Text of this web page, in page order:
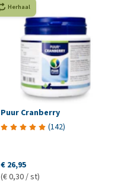
Herhaal
Puur Cranberry
(142)
€ 26,95
(€ 0,30 / st)